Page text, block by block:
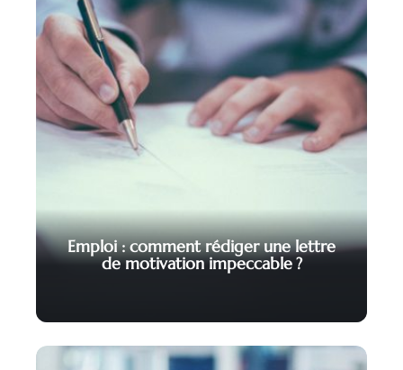
Emploi : comment rédiger une lettre
de motivation impeccable ?